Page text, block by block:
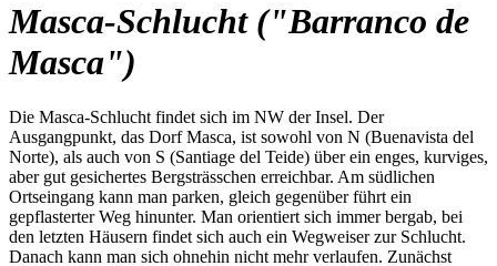
Masca-Schlucht ("Barranco de
Masca")
Die Masca-Schlucht findet sich im NW der Insel. Der
Ausgangpunkt, das Dorf Masca, ist sowohl von N (Buenavista del
Norte), als auch von S (Santiage del Teide) über ein enges, kurviges,
aber gut gesichertes Bergsträsschen erreichbar. Am südlichen
Ortseingang kann man parken, gleich gegenüber führt ein
gepflasterter Weg hinunter. Man orientiert sich immer bergab, bei
den letzten Häusern findet sich auch ein Wegweiser zur Schlucht.
Danach kann man sich ohnehin nicht mehr verlaufen. Zunächst